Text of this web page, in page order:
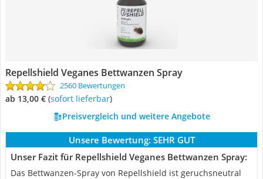
Repellshield Veganes Bettwanzen Spray
2560 Bewertungen
ab 13,00 € ( Sofort lieferbar)
Preisvergleich und weitere Angebote
Unsere Bewertung: SEHR GUT
Unser Fazit für Repellshield Veganes Bettwanzen Spray:
Das Bettwanzen-Spray von Repellshield ist geruchsneutral